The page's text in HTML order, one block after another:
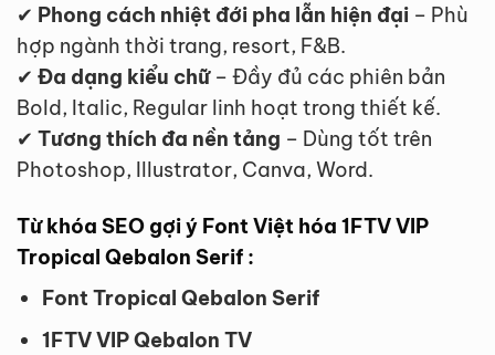
✔ Phong cách nhiệt đới pha lẫn hiện đại – Phù
hợp ngành thời trang, resort, F&B.
✔ Đa dạng kiểu chữ– Đầy đủ các phiên bản
Bold, Italic, Regular linh hoạt trong thiết kế.
✔ Tương thích đa nền tảng – Dùng tốt trên
Photoshop, Illustrator, Canva, Word.
Từ khóa SEO gợi ý Font Việt hóa 1FTV VIP
Tropical Qebalon Serif :
Font Tropical Qebalon Serif
1FTV VIP Qebalon TV